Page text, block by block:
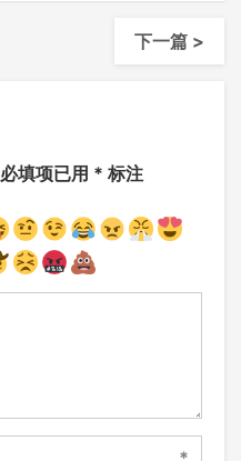
下一篇 >
必填项已用 * 标注